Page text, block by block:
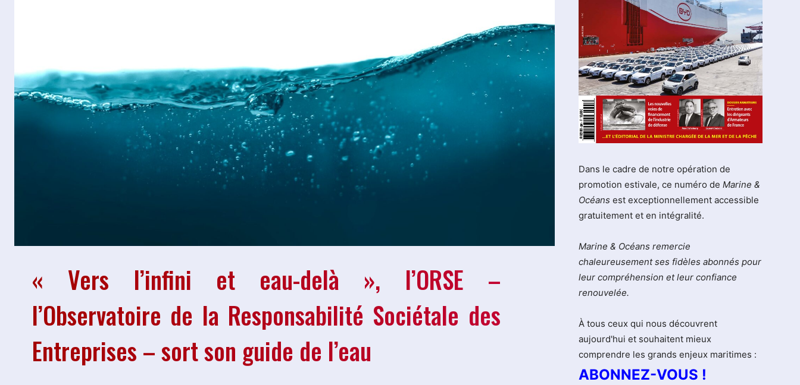
« Vers l’infini et eau-delà », l’ORSE –
l’Observatoire de la Responsabilité Sociétale des
Entreprises – sort son guide de l’eau
Dans le cadre de notre opération de
promotion estivale, ce numéro de Marine &
Océans est exceptionnellement accessible
gratuitement et en intégralité.
Marine & Océans remercie
chaleureusement ses fidèles abonnés pour
leur compréhension et leur confiance
renouvelée.
À tous ceux qui nous découvrent
aujourd'hui et souhaitent mieux
comprendre les grands enjeux maritimes :
ABONNEZ-VOUS !